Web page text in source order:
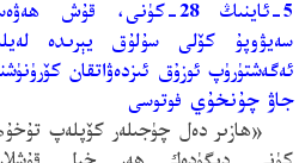
5-ئاينىڭ 28-كۈنى، قۇش
سەيۋوپۇ كۆلى سۇلۇق يېرىدە
ئەگەشتۈرۈپ ئوزۇق ئىزدەۋاتقان
جاۋ چۇنخۇي فوتوسى
«ھازىر دەل چۈجىلەر كۆپلەپ